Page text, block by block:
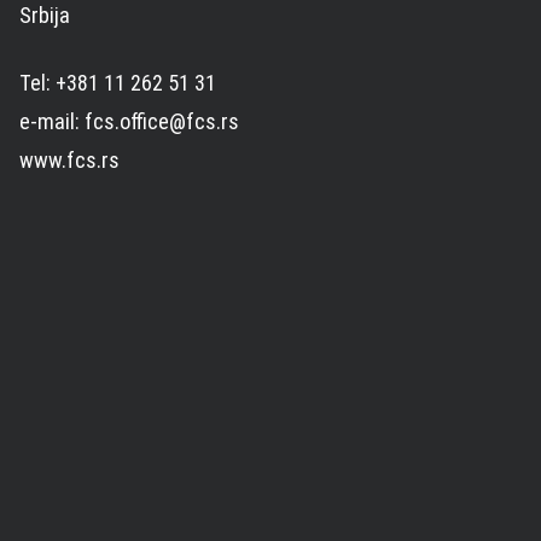
Srbija
Tel: +381 11 262 51 31
e-mail: fcs.office@fcs.rs
www.fcs.rs